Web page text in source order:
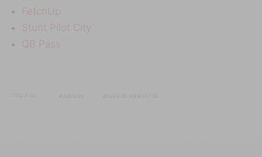
FetchUp
Stunt Pilot City
QB Pass
ETIQUETAS JUEGOS GRATUITOS